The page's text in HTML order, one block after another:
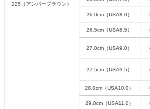
225（アンバーブラウン）
26.0cm（USA8.0）
26.5cm（USA8.5）
27.0cm（USA9.0）
27.5cm（USA9.5）
28.0cm（USA10.0）
29.0cm（USA11.0）